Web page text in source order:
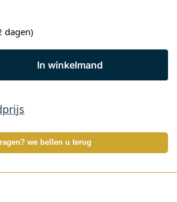
dagen)
In winkelmand
we bellen u terug